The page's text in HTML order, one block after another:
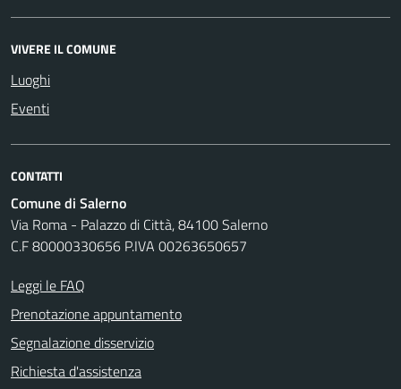
VIVERE IL COMUNE
Luoghi
Eventi
CONTATTI
Comune di Salerno
Via Roma - Palazzo di Città, 84100 Salerno
C.F 80000330656 P.IVA 00263650657
Leggi le FAQ
Prenotazione appuntamento
Segnalazione disservizio
Richiesta d'assistenza